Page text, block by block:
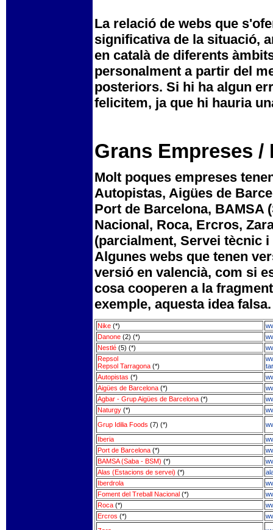
La relació de webs que
significativa de la situació,
en català de diferents
personalment a partir del
posteriors. Si hi ha algun
felicitem, ja que hi hauria
Grans Empreses
Molt poques empreses
Autopistas, Aigües de
Port de Barcelona, BAMSA
Nacional, Roca, Ercros,
(parcialment, Servei tècnic i
Algunes webs que tenen
versió en valencià, com si
cosa cooperen a la
exemple, aquesta idea falsa.
Nike (*)
Danone (2) (*)
Nestlé (5) (*)
Repsol
Repsol Tarragona (*)
Autopistas (*)
Aigües de Barcelona (*)
Agbar - Grup Aigües de Barcelona (*)
Naturgy (*)
Grup Idilia Foods (7) (*)
Iberia
Port de Barcelona (*)
BAMSA (Saba - BSM) (*)
Alas (Estacions de servei) (*)
Iberdrola
Foment del Treball Nacional (*)
Roca (*)
Ercros (*)